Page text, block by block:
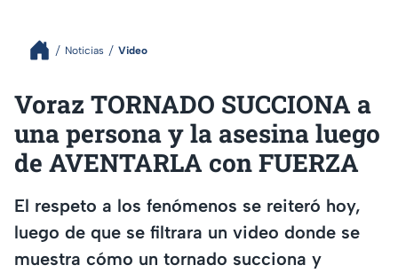
Noticias Video
Voraz TORNADO SUCCIONA a
una persona y la asesina luego
de AVENTARLA con FUERZA
El respeto a los fenómenos se reiteró hoy,
luego de que se filtrara un video donde se
muestra cómo un tornado succiona y